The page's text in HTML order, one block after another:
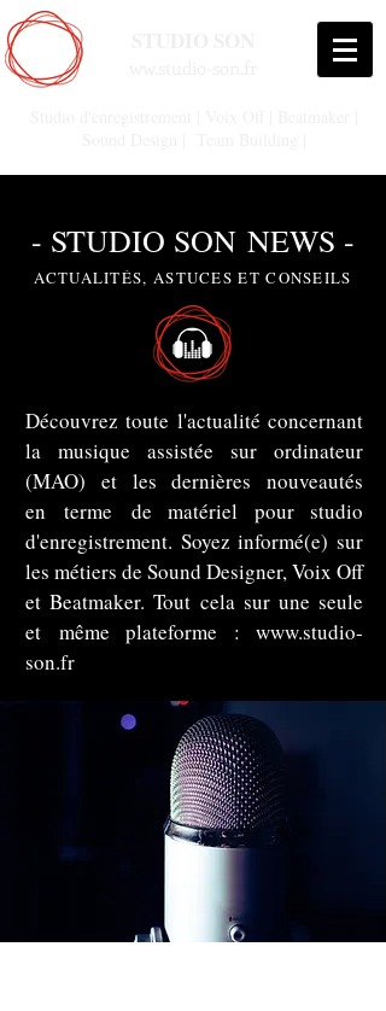
- STUDIO SON NEWS -
ACTUALITÉS, ASTUCES ET CONSEILS
Découvrez toute l'actualité concernant
la musique assistée sur ordinateur
(MAO) et les dernières nouveautés
en terme de matériel pour studio
d'enregistrement. Soyez informé(e) sur
les métiers de Sound Designer, Voix Off
et Beatmaker. Tout cela sur une seule
et même plateforme : www.studio-
son.fr